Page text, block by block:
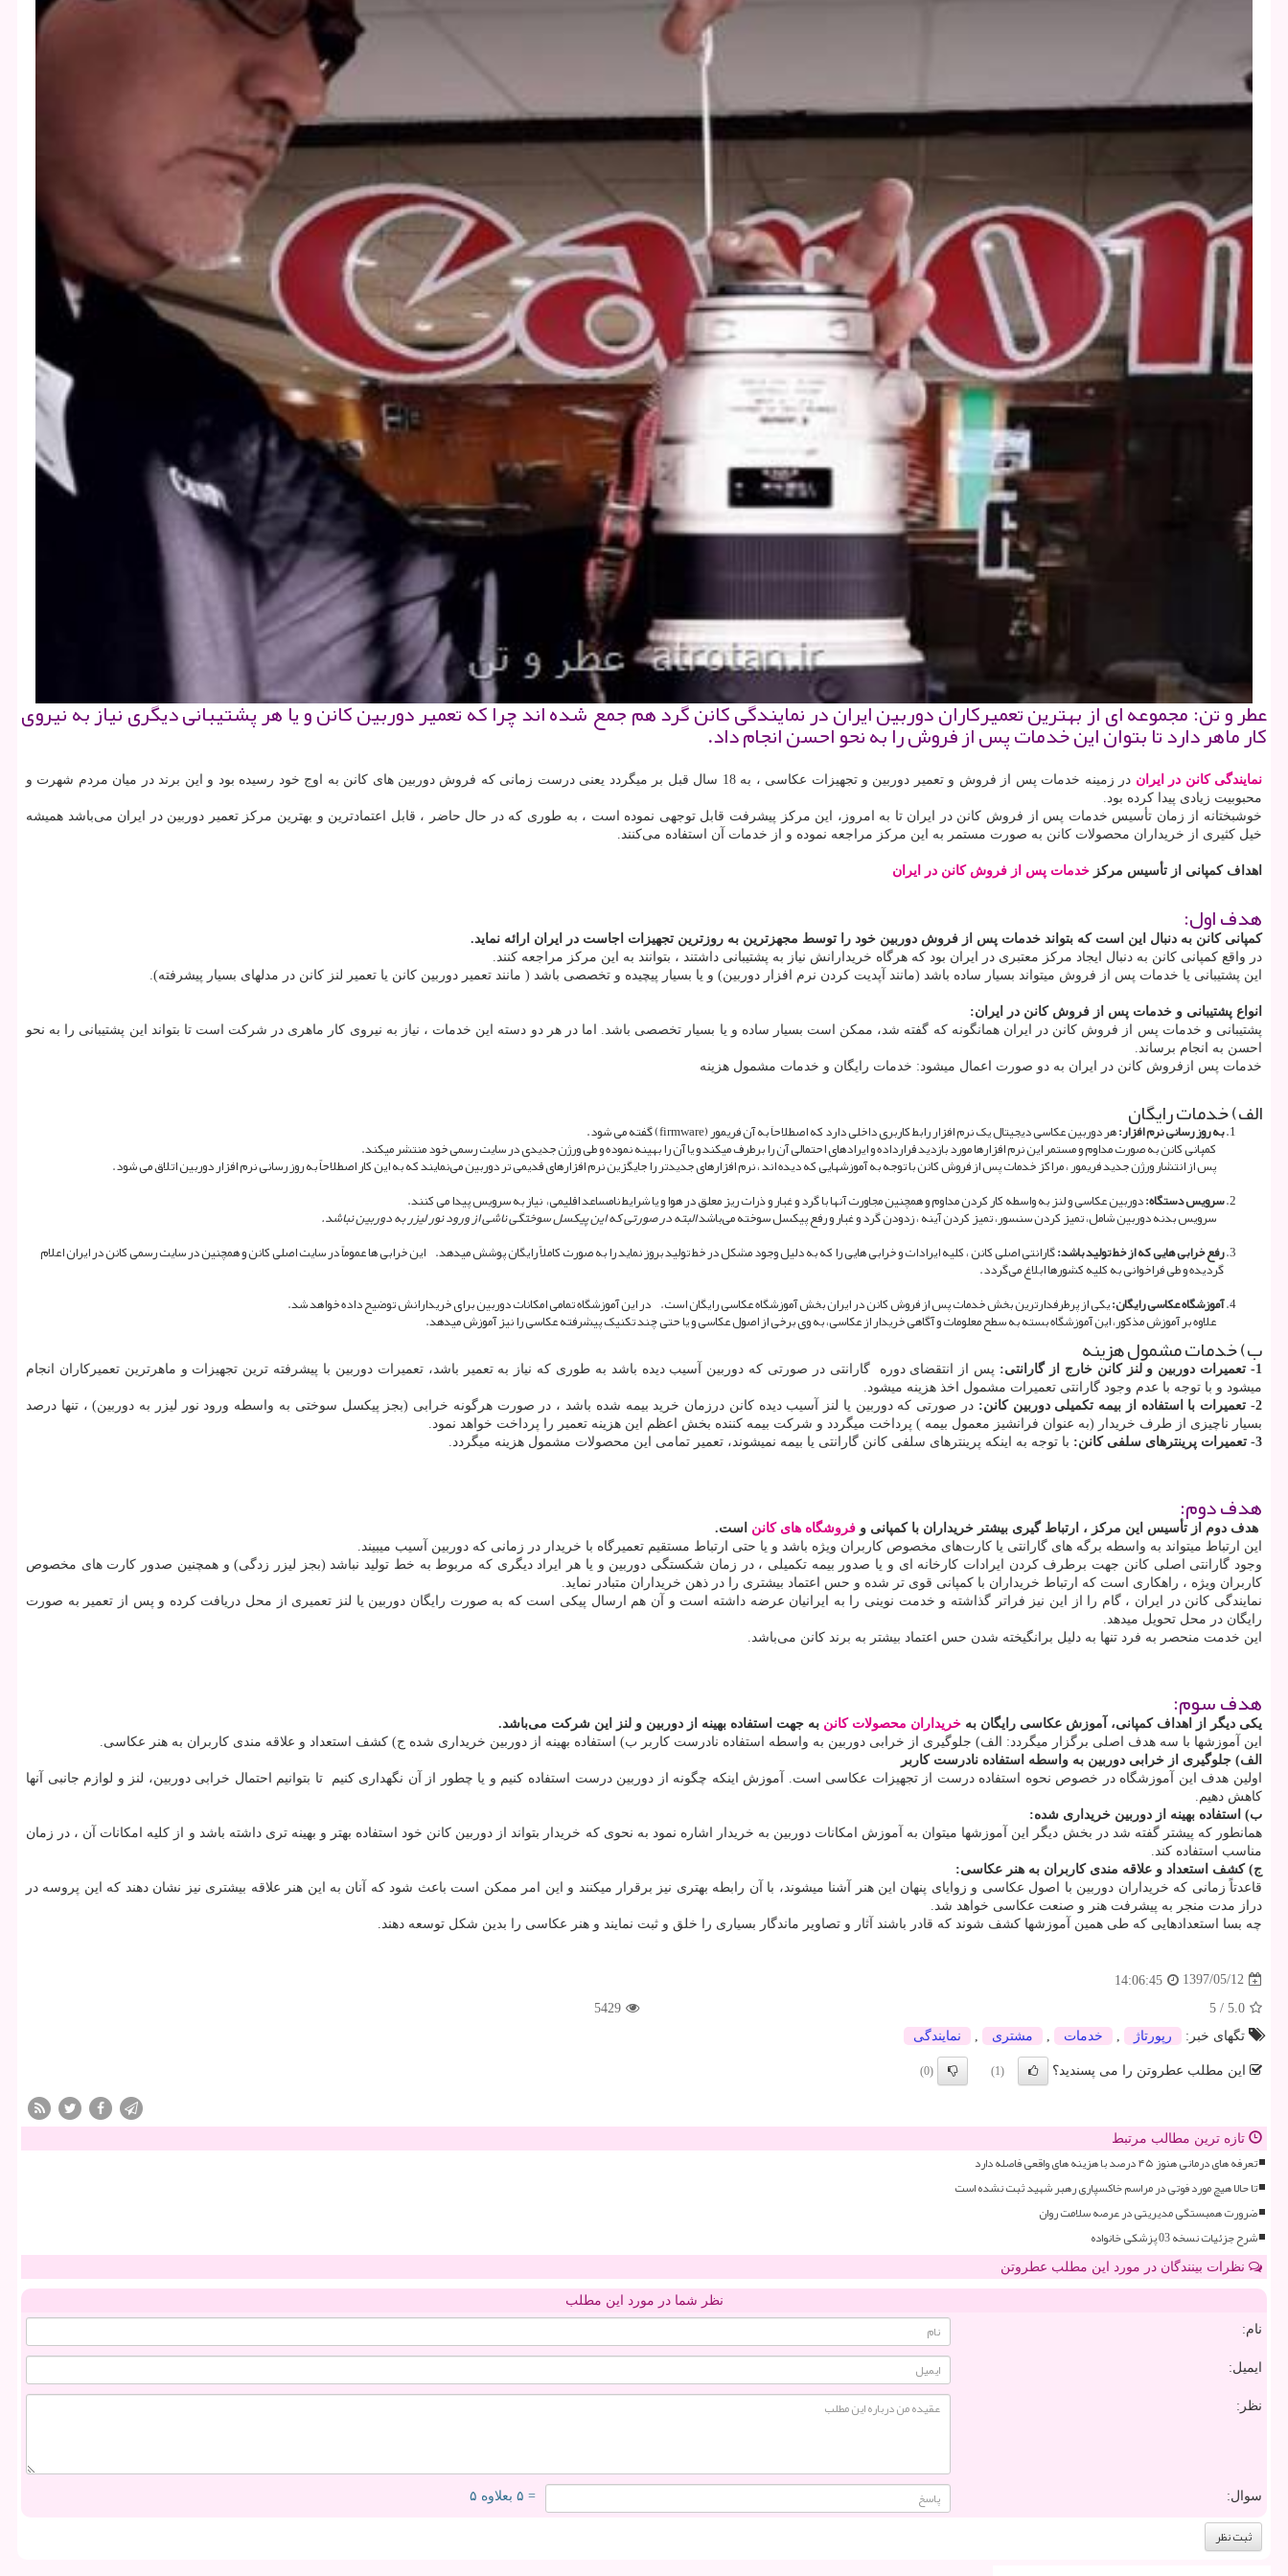
عطر و تن: مجموعه ای از بهترین تعمیركاران دوربین ایران در نمایندگی كانن گرد هم جمع شده اند چرا كه تعمیر دوربین كانن و یا هر پشتیبانی دیگری نیاز به نیروی
كار ماهر دارد تا بتوان این خدمات پس از فروش را به نحو احسن انجام داد.
نمایندگی کانن در ایران
در زمینه خدمات پس از فروش و تعمیر دوربین و تجهیزات عکاسی ، به 18 سال قبل بر میگردد یعنی درست زمانی که فروش دوربین های کانن به اوج خود رسیده بود و این برند در میان مردم شهرت و
محبوبیت زیادی پیدا کرده بود.
خوشبختانه از زمان تأسیس خدمات پس از فروش کانن در ایران تا به امروز، این مرکز پیشرفت قابل توجهی نموده است ، به طوری که در حال حاضر ، قابل اعتمادترین و بهترین مرکز تعمیر دوربین در ایران می‌باشد همیشه
خیل کثیری از خریداران محصولات کانن به صورت مستمر به این مرکز مراجعه نموده و از خدمات آن استفاده می‌کنند.
اهداف کمپانی از تأسیس مرکز خدمات پس از فروش کانن در ایران
هدف اول:
کمپانی کانن به دنبال این است که بتواند خدمات پس از فروش دوربین خود را توسط مجهزترین به روزترین تجهیزات اجاست در ایران ارائه نماید.
در واقع کمپانی کانن به دنبال ایجاد مرکز معتبری در ایران بود که هرگاه خریدارانش نیاز به پشتیبانی داشتند ، بتوانند به این مرکز مراجعه کنند.
این پشتیبانی یا خدمات پس از فروش میتواند بسیار ساده باشد (مانند آپدیت کردن نرم افزار دوربین) و یا بسیار پیچیده و تخصصی باشد ( مانند تعمیر دوربین کانن یا تعمیر لنز کانن در مدلهای بسیار پیشرفته).
انواع پشتیبانی و خدمات پس از فروش کانن در ایران:
پشتیبانی و خدمات پس از فروش کانن در ایران همانگونه که گفته شد، ممکن است بسیار ساده و یا بسیار تخصصی باشد. اما در هر دو دسته این خدمات ، نیاز به نیروی کار ماهری در شرکت است تا بتواند این پشتیبانی را به نحو
احسن به انجام برساند.
خدمات پس ازفروش کانن در ایران به دو صورت اعمال میشود: خدمات رایگان و خدمات مشمول هزینه
الف) خدمات رایگان
به روز رسانی نرم افزار:هر دوربین عکاسی دیجیتال یک نرم افزار رابط کاربری داخلی دارد که اصطلاحاَ به آن فریمور (firmware) گفته می شود.
کمپانی کانن به صورت مداوم و مستمر این نرم افزارها مورد بازدید قرارداده و ایرادهای احتمالی آن را برطرف میکند و یا آن را بهینه نموده و طی ورژن جدیدی در سایت رسمی خود منتشر میکند.
پس از انتشار ورژن جدید فریمور ، مراکز خدمات پس از فروش کانن با توجه به آموزشهایی که دیده اند ، نرم افزارهای جدیدتر را جایگزین نرم افزارهای قدیمی تر دوربین می‌نمایند که به این کار اصطلاحاً به روز رسانی نرم افزار دوربین اتلاق می شود.
سرویس دستگاه:دوربین عکاسی و لنز به واسطه کار کردن مداوم و همچنین مجاورت آنها با گرد و غبار و ذرات ریز معلق در هوا و یا شرایط نامساعد اقلیمی، نیاز به سرویس پیدا می کنند.
سرویس بدنه دوربین شامل، تمیز کردن سنسور، تمیز کردن آینه ، زدودن گرد و غبار و رفع پیکسل سوخته می‌باشدالبته در صورتی که این پیکسل سوختگی ناشی از ورود نور لیزر به دوربین نباشد.
رفع خرابی هایی که از خط تولید باشد:گارانتی اصلی کانن ، کلیه ایرادات و خرابی هایی را که به دلیل وجود مشکل در خط تولید بروز نماید را به صورت کاملاً رایگان پوشش میدهد. این خرابی ها عموماً در سایت اصلی کانن و همچنین در سایت رسمی کانن در ایران اعلام
گردیده و طی فراخوانی به کلیه کشورها ابلاغ می‌گردد.
آموزشگاه عکاسی رایگان:یکی از پرطرفدارترین بخش خدمات پس از فروش کانن در ایران بخش آموزشگاه عکاسی رایگان است. در این آموزشگاه تمامی امکانات دوربین برای خریدارانش توضیح داده خواهد شد.
علاوه بر آموزش مذکور، این آموزشگاه بسته به سطح معلومات و آگاهی خریدار از عکاسی، به وی برخی از اصول عکاسی و یا حتی چند تکنیک پیشرفته عکاسی را نیز آموزش میدهد.
ب) خدمات مشمول هزینه
1- تعمیرات دوربین و لنز کانن خارج از گارانتی:
پس از انتقضای دوره گارانتی در صورتی که دوربین آسیب دیده باشد به طوری که نیاز به تعمیر باشد، تعمیرات دوربین با پیشرفته ترین تجهیزات و ماهرترین تعمیرکاران انجام
میشود و با توجه با عدم وجود گارانتی تعمیرات مشمول اخذ هزینه میشود.
2- تعمیرات با استفاده از بیمه تکمیلی دوربین کانن:
در صورتی که دوربین یا لنز آسیب دیده کانن درزمان خرید بیمه شده باشد ، در صورت هرگونه خرابی (بجز پیکسل سوختی به واسطه ورود نور لیزر به دوربین) ، تنها درصد
بسیار ناچیزی از طرف خریدار (به عنوان فرانشیز معمول بیمه ) پرداخت میگردد و شرکت بیمه کننده بخش اعظم این هزینه تعمیر را پرداخت خواهد نمود.
3- تعمیرات پرینترهای سلفی کانن:
با توجه به اینکه پرینترهای سلفی کانن گارانتی یا بیمه نمیشوند، تعمیر تمامی این محصولات مشمول هزینه میگردد.
هدف دوم:
هدف دوم از تأسیس این مرکز ، ارتباط گیری بیشتر خریداران با کمپانی و فروشگاه های کانن است.
این ارتباط میتواند به واسطه برگه های گارانتی یا کارت‌های مخصوص کاربران ویژه باشد و یا حتی ارتباط مستقیم تعمیرگاه با خریدار در زمانی که دوربین آسیب میبیند.
وجود گارانتی اصلی کانن جهت برطرف کردن ایرادات کارخانه ای و یا صدور بیمه تکمیلی ، در زمان شکستگی دوربین و یا هر ایراد دیگری که مربوط به خط تولید نباشد (بجز لیزر زدگی) و همچنین صدور کارت های مخصوص
کاربران ویژه ، راهکاری است که ارتباط خریداران با کمپانی قوی تر شده و حس اعتماد بیشتری را در ذهن خریداران متبادر نماید.
نمایندگی کانن در ایران ، گام را از این نیز فراتر گذاشته و خدمت نوینی را به ایرانیان عرضه داشته است و آن هم ارسال پیکی است که به صورت رایگان دوربین یا لنز تعمیری از محل دریافت کرده و پس از تعمیر به صورت
رایگان در محل تحویل میدهد.
این خدمت منحصر به فرد تنها به دلیل برانگیخته شدن حس اعتماد بیشتر به برند کانن می‌باشد.
هدف سوم:
یکی دیگر از اهداف کمپانی، آموزش عکاسی رایگان به خریداران محصولات کانن به جهت استفاده بهینه از دوربین و لنز این شرکت می‌باشد.
این آموزشها با سه هدف اصلی برگزار میگردد: الف) جلوگیری از خرابی دوربین به واسطه استفاده نادرست کاربر ب) استفاده بهینه از دوربین خریداری شده ج) کشف استعداد و علاقه مندی کاربران به هنر عکاسی.
الف) جلوگیری از خرابی دوربین به واسطه استفاده نادرست کاربر
اولین هدف این آموزشگاه در خصوص نحوه استفاده درست از تجهیزات عکاسی است. آموزش اینکه چگونه از دوربین درست استفاده کنیم و یا چطور از آن نگهداری کنیم تا بتوانیم احتمال خرابی دوربین، لنز و لوازم جانبی آنها
کاهش دهیم.
ب) استفاده بهینه از دوربین خریداری شده:
همانطور که پیشتر گفته شد در بخش دیگر این آموزشها میتوان به آموزش امکانات دوربین به خریدار اشاره نمود به نحوی که خریدار بتواند از دوربین کانن خود استفاده بهتر و بهینه تری داشته باشد و از کلیه امکانات آن ، در زمان
مناسب استفاده کند.
ج) کشف استعداد و علاقه مندی کاربران به هنر عکاسی:
قاعدتاً زمانی که خریداران دوربین با اصول عکاسی و زوایای پنهان این هنر آشنا میشوند، با آن رابطه بهتری نیز برقرار میکنند و این امر ممکن است باعث شود که آنان به این هنر علاقه بیشتری نیز نشان دهند که این پروسه در
دراز مدت منجر به پیشرفت هنر و صنعت عکاسی خواهد شد.
چه بسا استعدادهایی که طی همین آموزشها کشف شوند که قادر باشند آثار و تصاویر ماندگار بسیاری را خلق و ثبت نمایند و هنر عکاسی را بدین شکل توسعه دهند.
1397/05/12
14:06:45
5.0
/
5
5429
تگهای خبر:
رپورتاژ خدمات مشتری نمایندگی
این مطلب عطروتن را می پسندید؟ (1)
(0)
تازه ترین مطالب مرتبط
تعرفه های درمانی هنوز ۴۵ درصد با هزینه های واقعی فاصله دارد
تا حالا هیچ مورد فوتی در مراسم خاکسپاری رهبر شهید ثبت نشده است
ضرورت همبستگی مدیریتی در عرصه سلامت روان
شرح جزئیات نسخه 03 پزشکی خانواده
نظرات بینندگان در مورد این مطلب عطروتن
نظر شما در مورد این مطلب
نام:
ایمیل:
نظر:
سوال: = ۵ بعلاوه ۵